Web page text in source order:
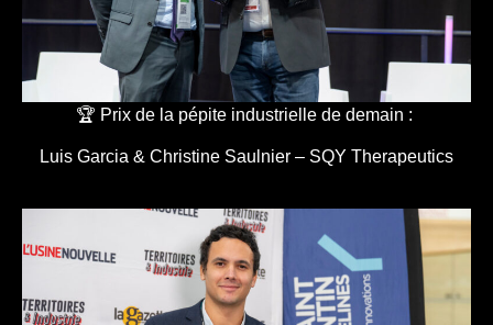
🏆 Prix de la pépite industrielle de demain :
Luis Garcia & Christine Saulnier – SQY Therapeutics